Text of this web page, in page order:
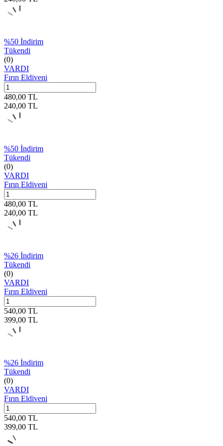
%50 İndirim
Tükendi
(0)
VARDI
Fırın Eldiveni
480,00 TL
240,00 TL
%50 İndirim
Tükendi
(0)
VARDI
Fırın Eldiveni
480,00 TL
240,00 TL
%26 İndirim
Tükendi
(0)
VARDI
Fırın Eldiveni
540,00 TL
399,00 TL
%26 İndirim
Tükendi
(0)
VARDI
Fırın Eldiveni
540,00 TL
399,00 TL